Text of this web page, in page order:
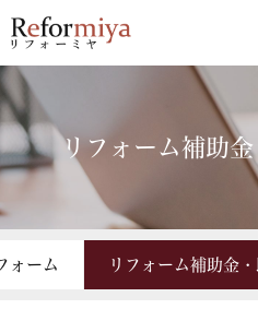
リフォーム補助
ォーム リフォーム補助金